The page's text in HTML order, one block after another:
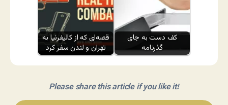
قصه‌ای که از کالیفرنیا به
تهران و لندن سفر کرد
کف دست به جای
گذرنامه
Please share this article if you like it!